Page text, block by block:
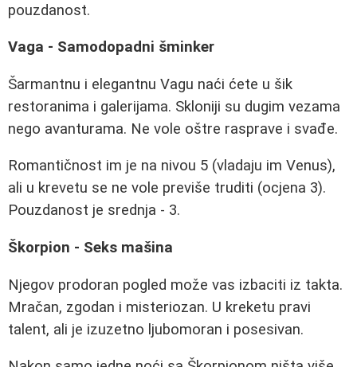
pouzdanost.
Vaga - Samodopadni šminker
Šarmantnu i elegantnu Vagu naći ćete u šik
restoranima i galerijama. Skloniji su dugim vezama
nego avanturama. Ne vole oštre rasprave i svađe.
Romantičnost im je na nivou 5 (vladaju im Venus),
ali u krevetu se ne vole previše truditi (ocjena 3).
Pouzdanost je srednja - 3.
Škorpion - Seks mašina
Njegov prodoran pogled može vas izbaciti iz takta.
Mračan, zgodan i misteriozan. U kreketu pravi
talent, ali je izuzetno ljubomoran i posesivan.